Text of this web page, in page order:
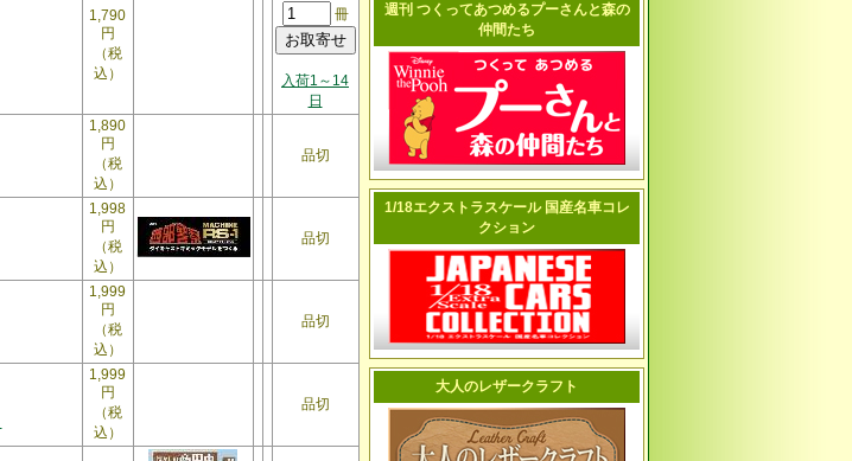
1,790
円
（税
込）
冊
入荷1～14
日
1,890
円
（税
込）
品切
1,998
円
（税
込）
品切
1,999
円
（税
込）
品切
1,999
円
（税
込）
品切
週刊 つくってあつめるプーさんと森の
仲間たち
1/18エクストラスケール 国産名車コレ
クション
大人のレザークラフト